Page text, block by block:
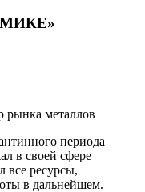
рынка металлов
периода
в своей сфере
все ресурсы,
в дальнейшем.